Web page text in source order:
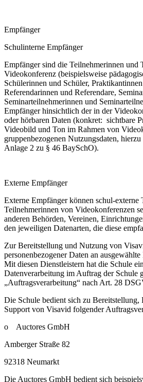
Empfänger
Schulinterne Empfänger
Empfänger sind die Teilnehmerinnen und
Videokonferenz (beispielsweise
Schülerinnen und Schüler,
Referendarinnen und Referendare,
Seminarteilnehmerinnen und
Empfänger hinsichtlich der in der
oder hörbaren Daten (konkret: sichtbare
Videobild und Ton im Rahmen von
gruppenbezogenen Nutzungsdaten,
Anlage 2 zu § 46 BaySchO).
Externe Empfänger
Externe Empfänger können schul-externe
Teilnehmerinnen von Videokonferenzen
anderen Behörden, Vereinen,
den jeweiligen Datenarten, die diese
Zur Bereitstellung und Nutzung von
personenbezogener Daten an
Mit diesen Dienstleistern hat die Schule
Datenverarbeitung im Auftrag der Schule
„Auftragsverarbeitung“ nach Art. 28
Die Schule bedient sich zu Bereitstellung,
Support von Visavid folgender
o Auctores GmbH
Amberger Straße 82
92318 Neumarkt
Die Auctores GmbH bedient sich